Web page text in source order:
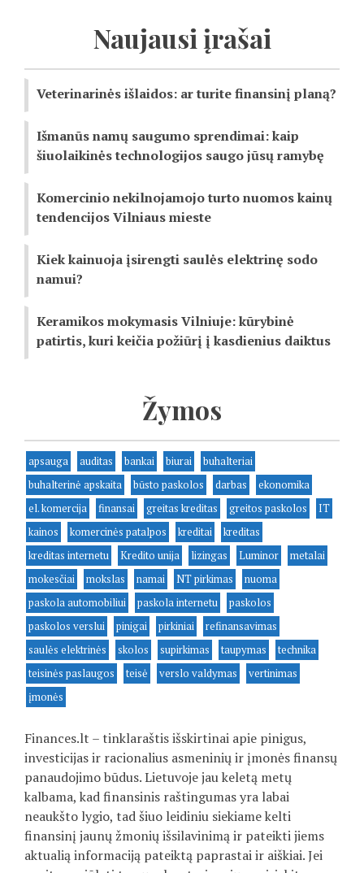
Naujausi įrašai
Veterinarinės išlaidos: ar turite finansinį planą?
Išmanūs namų saugumo sprendimai: kaip
šiuolaikinės technologijos saugo jūsų ramybę
Komercinio nekilnojamojo turto nuomos kainų
tendencijos Vilniaus mieste
Kiek kainuoja įsirengti saulės elektrinę sodo
namui?
Keramikos mokymasis Vilniuje: kūrybinė
patirtis, kuri keičia požiūrį į kasdienius daiktus
Žymos
apsauga auditas bankai biurai
buhalteriai
buhalterinė apskaita
būsto paskolos darbas
ekonomika
el. komercija
finansai greitas kreditas greitos paskolos
IT
kainos
komercinės patalpos kreditai
kreditas
kreditas internetu
Kredito unija lizingas Luminor
metalai
mokesčiai
mokslas namai NT pirkimas
nuoma
paskola automobiliui
paskola internetu
paskolos
paskolos verslui
pinigai pirkiniai
refinansavimas
saulės elektrinės
skolos supirkimas taupymas
technika
teisinės paslaugos
teisė verslo valdymas
vertinimas
įmonės
Finances.lt – tinklaraštis išskirtinai apie pinigus,
investicijas ir racionalius asmeninių ir įmonės finansų
panaudojimo būdus. Lietuvoje jau keletą metų
kalbama, kad finansinis raštingumas yra labai
neaukšto lygio, tad šiuo leidiniu siekiame kelti
finansinį jaunų žmonių išsilavinimą ir pateikti jiems
aktualią informaciją pateiktą paprastai ir aiškiai. Jei